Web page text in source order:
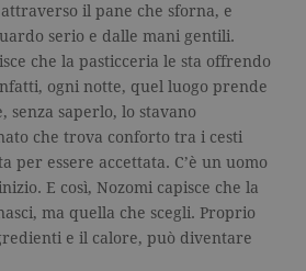
il pane che sforna, e
serio e dalle mani gentili.
che la pasticceria le sta offrendo
ogni notte, quel luogo prende
saperlo, lo stavano
che trova conforto tra i cesti
per essere accettata. C’è un uomo
E così, Nozomi capisce che la
ma quella che scegli. Proprio
e il calore, può diventare